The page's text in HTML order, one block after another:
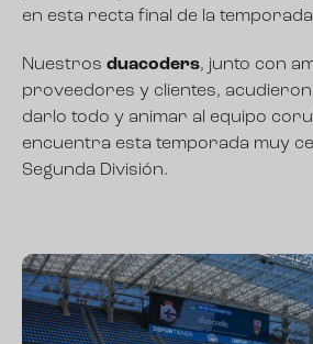
en esta recta final de la
Nuestros duacoders, junto con
proveedores y clientes,
darlo todo y animar al equipo
encuentra esta temporada muy
Segunda División.